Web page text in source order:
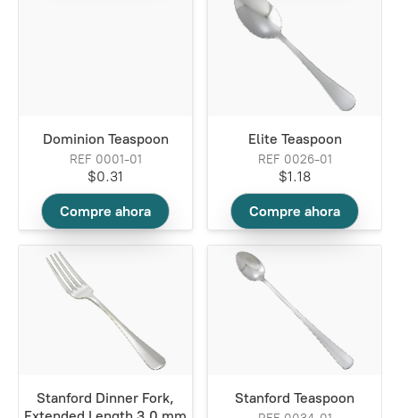
Dominion Teaspoon
REF 0001-01
$0.31
Compre ahora
Elite Teaspoon
REF 0026-01
$1.18
Compre ahora
Stanford Dinner Fork,
Stanford Teaspoon